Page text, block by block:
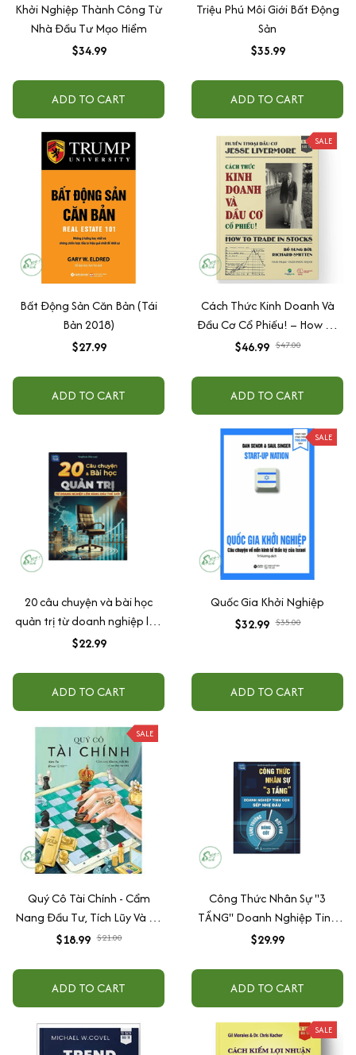
Khởi Nghiệp Thành Công Từ
Nhà Đầu Tư Mạo Hiểm
$34.99
ADD TO CART
Triệu Phú Môi Giới Bất Động
Sản
$35.99
ADD TO CART
Bất Động Sản Căn Bản (Tái
Bản 2018)
$27.99
ADD TO CART
SALE
Cách Thức Kinh Doanh Và
Đầu Cơ Cổ Phiếu! – How To
Trade In Stocks
$46.99 $47.00
ADD TO CART
20 câu chuyện và bài học
quản trị từ doanh nghiệp lớn
hàng đầu thế giới
$22.99
ADD TO CART
SALE
Quốc Gia Khởi Nghiệp
$32.99 $35.00
ADD TO CART
SALE
Quý Cô Tài Chính - Cẩm
Nang Đầu Tư, Tích Lũy Và Tư
Duy Tự Chủ
$18.99 $21.00
ADD TO CART
Công Thức Nhân Sự "3
TẦNG" Doanh Nghiệp Tinh
Gọn - Sếp Nhẹ Đầu
$29.99
ADD TO CART
SALE